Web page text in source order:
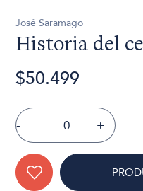
José Saramago
Historia del
$50.499
- +